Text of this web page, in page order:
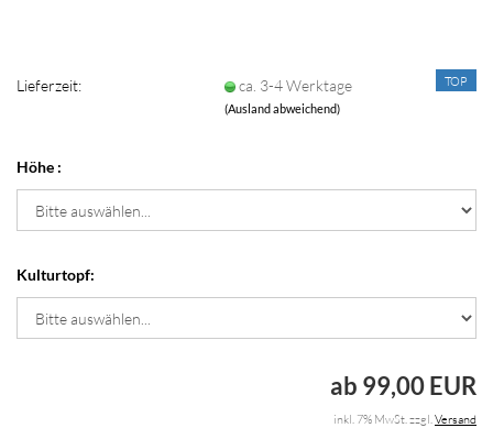
TOP
Lieferzeit: ca. 3-4 Werktage
(Ausland abweichend)
Höhe :
Kulturtopf:
ab 99,00 EUR
inkl. 7% MwSt. zzgl.Versand